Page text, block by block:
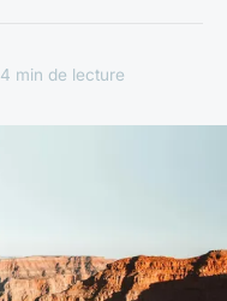
4 min de lecture